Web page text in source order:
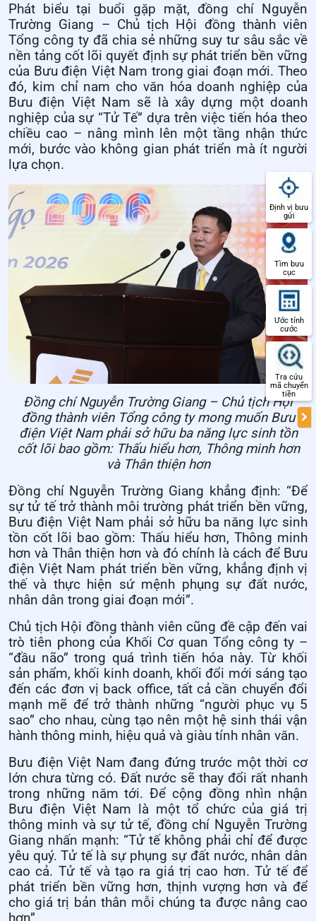
Phát biểu tại buổi gặp mặt, đồng chí Nguyễn
Trường Giang – Chủ tịch Hội đồng thành viên
Tổng công ty đã chia sẻ những suy tư sâu sắc về
nền tảng cốt lõi quyết định sự phát triển bền vững
của Bưu điện Việt Nam trong giai đoạn mới. Theo
đó, kim chỉ nam cho văn hóa doanh nghiệp của
Bưu điện Việt Nam sẽ là xây dựng một doanh
nghiệp của sự “Tử Tế” dựa trên việc tiến hóa theo
chiều cao – nâng mình lên một tầng nhận thức
mới, bước vào không gian phát triển mà ít người
lựa chọn.
Đồng chí Nguyễn Trường Giang – Chủ tịch Hội
đồng thành viên Tổng công ty mong muốn Bưu
điện Việt Nam phải sở hữu ba năng lực sinh tồn
cốt lõi bao gồm: Thấu hiểu hơn, Thông minh hơn
và Thân thiện hơn
Đồng chí Nguyễn Trường Giang khẳng định: “Để
sự tử tế trở thành môi trường phát triển bền vững,
Bưu điện Việt Nam phải sở hữu ba năng lực sinh
tồn cốt lõi bao gồm: Thấu hiểu hơn, Thông minh
hơn và Thân thiện hơn và đó chính là cách để Bưu
điện Việt Nam phát triển bền vững, khẳng định vị
thế và thực hiện sứ mệnh phụng sự đất nước,
nhân dân trong giai đoạn mới”.
Chủ tịch Hội đồng thành viên cũng đề cập đến vai
trò tiên phong của Khối Cơ quan Tổng công ty –
“đầu não” trong quá trình tiến hóa này. Từ khối
sản phẩm, khối kinh doanh, khối đổi mới sáng tạo
đến các đơn vị back office, tất cả cần chuyển đổi
mạnh mẽ để trở thành những “người phục vụ 5
sao” cho nhau, cùng tạo nên một hệ sinh thái vận
hành thông minh, hiệu quả và giàu tính nhân văn.
Bưu điện Việt Nam đang đứng trước một thời cơ
lớn chưa từng có. Đất nước sẽ thay đổi rất nhanh
trong những năm tới. Để cộng đồng nhìn nhận
Bưu điện Việt Nam là một tổ chức của giá trị
thông minh và sự tử tế, đồng chí Nguyễn Trường
Giang nhấn mạnh: “Tử tế không phải chỉ để được
yêu quý. Tử tế là sự phụng sự đất nước, nhân dân
cao cả. Tử tế và tạo ra giá trị cao hơn. Tử tế để
phát triển bền vững hơn, thịnh vượng hơn và để
cho giá trị bản thân mỗi chúng ta được nâng cao
Định vị bưu
gửi
Tìm bưu
cục
Ước tính
cước
Tra cứu
mã chuyển
tiền